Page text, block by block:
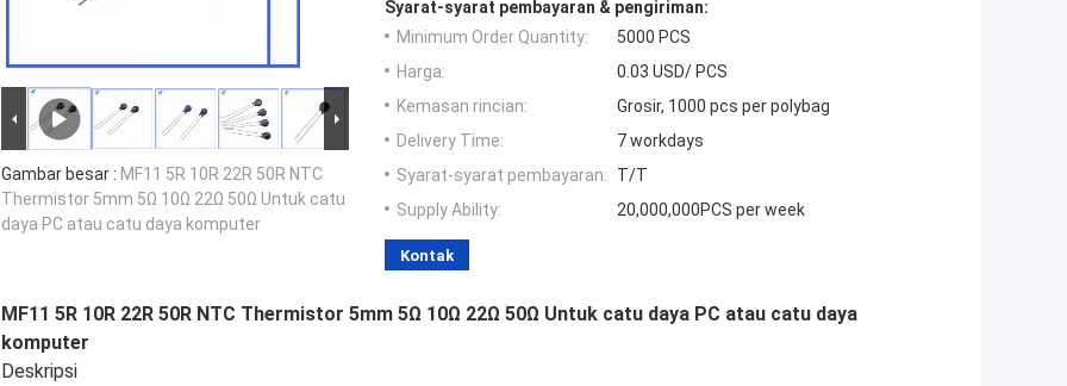
Gambar besar : MF11 5R 10R 22R 50R NTC
Thermistor 5mm 5Ω 10Ω 22Ω 50Ω Untuk catu
daya PC atau catu daya komputer
Syarat-syarat pembayaran & pengiriman:
Minimum Order Quantity:
5000 PCS
Harga:
0.03 USD/ PCS
Kemasan rincian:
Grosir, 1000 pcs per polybag
Delivery Time:
7 workdays
Syarat-syarat pembayaran:
T/T
Supply Ability:
20,000,000PCS per week
Kontak
MF11 5R 10R 22R 50R NTC Thermistor 5mm 5Ω 10Ω 22Ω 50Ω Untuk catu daya PC atau catu daya
komputer
Deskripsi